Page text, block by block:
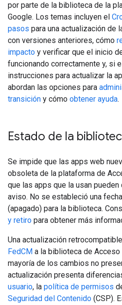
por parte de la biblioteca de la
Google. Los temas incluyen el
pasos para una actualización de
con versiones anteriores, cómo
impacto y verificar que el inicio
funcionando correctamente y, si
instrucciones para actualizar la
abordan las opciones para
transición y cómo obtener ayuda.
Estado de la
Se impide que las apps web
obsoleta de la plataforma de
que las apps que la usan pueden
aviso. No se estableció una
(apagado) para la biblioteca.
y retiro para obtener más
Una actualización
FedCM a la biblioteca de Acceso
mayoría de los cambios no
actualización presenta
usuario, la política de permisos
Seguridad del Contenido (CSP).